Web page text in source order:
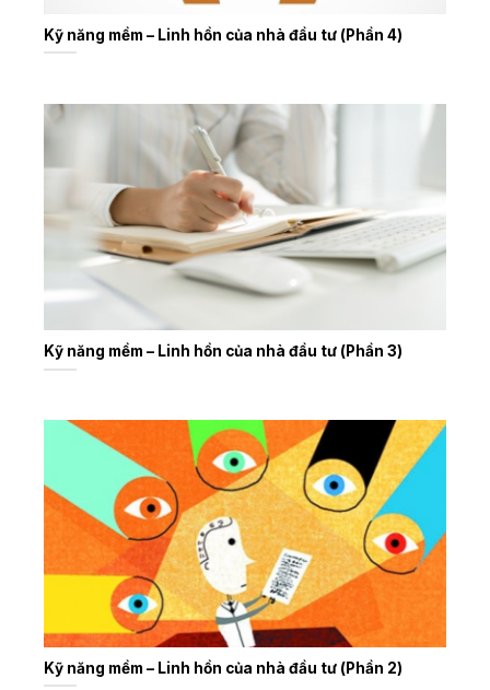
Kỹ năng mềm – Linh hồn của nhà đầu tư (Phần 4)
Kỹ năng mềm – Linh hồn của nhà đầu tư (Phần 3)
Kỹ năng mềm – Linh hồn của nhà đầu tư (Phần 2)